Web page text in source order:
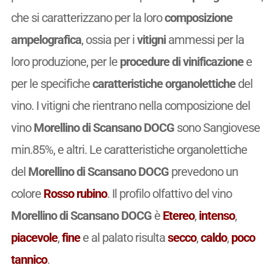
che si caratterizzano per la lorocomposizione
ampelografica, ossia per ivitigniammessi per la
loro produzione, per le procedure di vinificazionee
per le specifichecaratteristiche organolettichedel
vino. I vitigni che rientrano nella composizione del
vinoMorellino di Scansano DOCGsono Sangiovese
min.85%, e altri. Le caratteristiche organolettiche
delMorellino di Scansano DOCGprevedono un
colore Rosso rubino. Il profilo olfattivo del vino
Morellino di Scansano DOCGè Etereo, intenso,
piacevole,finee al palato risultasecco,caldo, poco
tannico.